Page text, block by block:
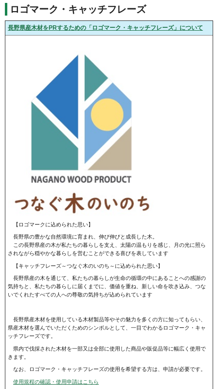
ロゴマーク・キャッチフレーズ
長野県産木材をPRするための「ロゴマーク・キャッチフレーズ」について
【ロゴマークに込められた思い】
長野県の豊かな自然環境に育まれ、伸び伸びと成長した木。
この長野県産の木が私たちの暮らしを支え、太陽の温もりを感じ、月の光に照ら
されながら穏やかな暮らしを営むことができる喜びを表しています
【キャッチフレーズ～つなぐ木のいのち～に込められた思い】
長野県産の木を通じて、私たちの暮らしが生命の循環の中にあることへの感謝の
気持ちと、私たちの暮らしに届くまでに、価値を重ね、新しい命を吹き込み、つな
いでくれたすべての人への尊敬の気持ちが込められています
長野県産木材を使用している木材製品等やその魅力を多くの方に知ってもらい、
県産木材を選んでいただくためのシンボルとして、一目でわかるロゴマーク・キャ
ッチフレーズです。
県内で伐採された木材を一部又は全部に使用した商品や販促品等に幅広く使用で
きます。
なお、ロゴマーク・キャッチフレーズの使用を希望する方は、申請が必要です。
使用規程の確認・使用申請はこちら